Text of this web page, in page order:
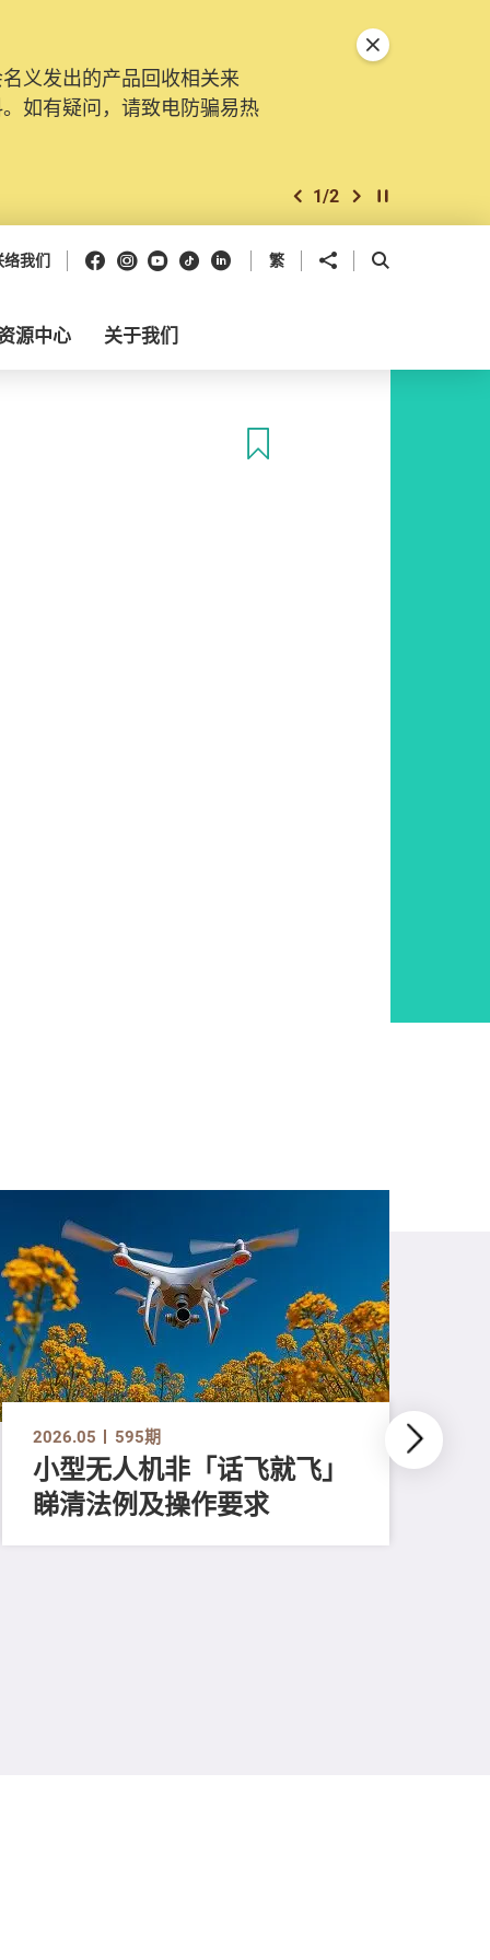
义发出的产品回收相关来
如有疑问，请致电防骗易热
上一个
1/2 下一个开始/暂停幻灯
关闭特別通告
络我们 Facebook
Instagram
Youtube
抖音领英 繁 分享到 开启搜寻框
源中心 关于我们
2026.05 595期
小型无人机非「话飞就飞」
睇清法例及操作要求